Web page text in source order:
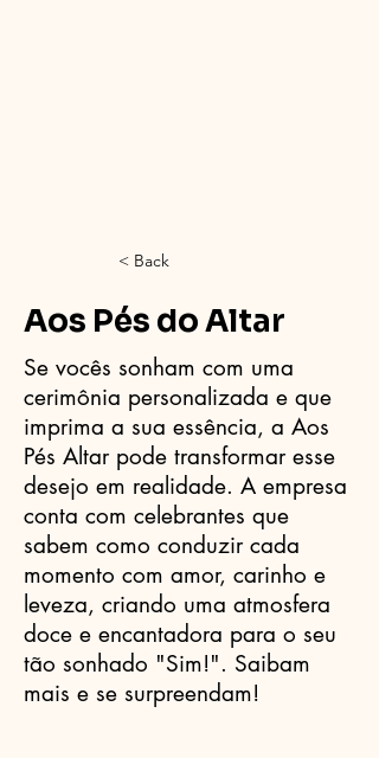
< Back
Aos Pés do Altar
Se vocês sonham com uma
cerimônia personalizada e que
imprima a sua essência, a Aos
Pés Altar pode transformar esse
desejo em realidade. A empresa
conta com celebrantes que
sabem como conduzir cada
momento com amor, carinho e
leveza, criando uma atmosfera
doce e encantadora para o seu
tão sonhado "Sim!". Saibam
mais e se surpreendam!